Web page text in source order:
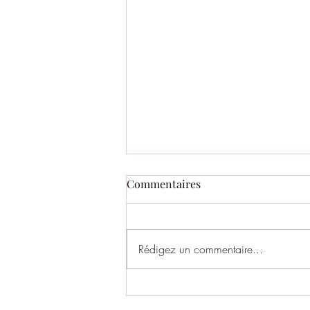
Un très bel échange entre le
Commentaires
Rédigez un commentaire...